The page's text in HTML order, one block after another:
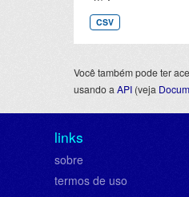
CSV
Você também pode ter
usando a API (veja
links
sobre
termos de uso